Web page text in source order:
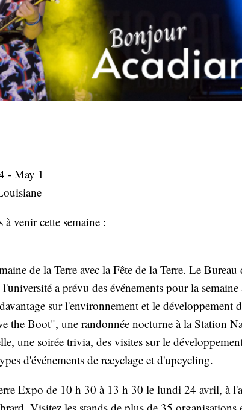
- May 1
venir cette semaine :
de la Terre avec la Fête de la Terre. Le Bureau
a prévu des événements pour la
sur l'environnement et le développement
the Boot", une randonnée nocturne à la Station
une soirée trivia, des visites sur le
d'événements de recyclage et d'upcycling.
Expo de 10 h 30 à 13 h 30 le lundi 24 avril, à